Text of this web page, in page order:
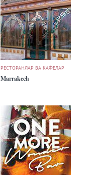
РЕСТОРАНЛАР ВА КАФЕЛАР
Marrakech